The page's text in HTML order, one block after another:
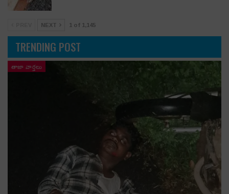
NEXT 1 of 1,145
TRENDING POST
తాజా వార్తలు